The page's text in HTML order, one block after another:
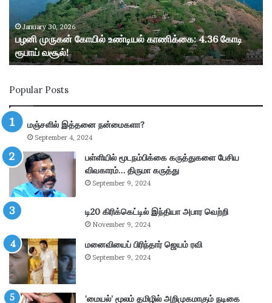
ன்
கோ
யி
ல்
உ
டி
ய
ல்
கா
க்
கை
4
.
3
கோ
டி
ரூ
பா
ய்
January 30, 2026
பழனி முருகன் கோயில் உண்டியல் காணிக்கை: 4.36 கோடி
ரூபாய் வசூல்!
Popular Posts
மஞ்சளில் இத்தனை நன்மைகளா?
September 4, 2024
பள்ளியில் மூடநம்பிக்கை கருத்துகளை பேசிய
விவகாரம்… திருமா கருத்து
September 9, 2024
டி20 கிரிக்கெட்டில் இந்தியா அபார வெற்றி
November 9, 2024
மனைவியைப் பிரிந்தார் ஜெயம் ரவி
September 9, 2024
‘மையல்’ மூலம் தமிழில் அறிமுகமாகும் நடிகை